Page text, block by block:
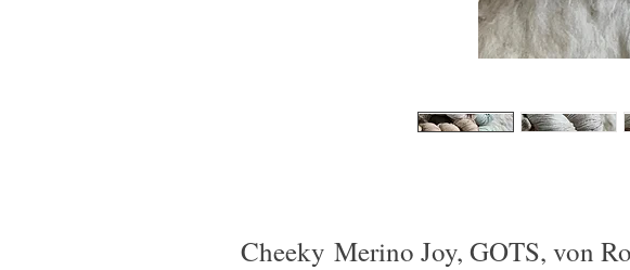
Cheeky Merino Joy, GOTS, von